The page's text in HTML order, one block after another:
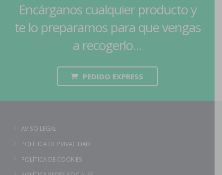
Encárganos cualquier producto y
te lo preparamos para que vengas
a recogerlo...
PEDIDO EXPRESS
AVISO LEGAL
POLÍTICA DE PRIVACIDAD
POLÍTICA DE COOKIES